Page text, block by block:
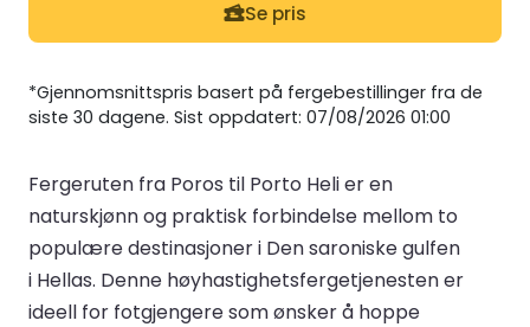
Se pris
*Gjennomsnittspris basert på fergebestillinger fra de
siste 30 dagene. Sist oppdatert: 07/08/2026 01:00
Fergeruten fra Poros til Porto Heli er en
naturskjønn og praktisk forbindelse mellom to
populære destinasjoner i Den saroniske gulfen
i Hellas. Denne høyhastighetsfergetjenesten er
ideell for fotgjengere som ønsker å hoppe